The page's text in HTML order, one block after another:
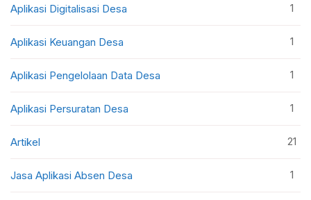
Aplikasi Digitalisasi Desa 1
Aplikasi Keuangan Desa 1
Aplikasi Pengelolaan Data Desa 1
Aplikasi Persuratan Desa 1
Artikel 21
Jasa Aplikasi Absen Desa 1